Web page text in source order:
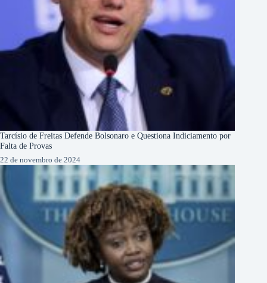
Tarcísio de Freitas Defende Bolsonaro e Questiona Indiciamento por
Falta de Provas
22 de novembro de 2024